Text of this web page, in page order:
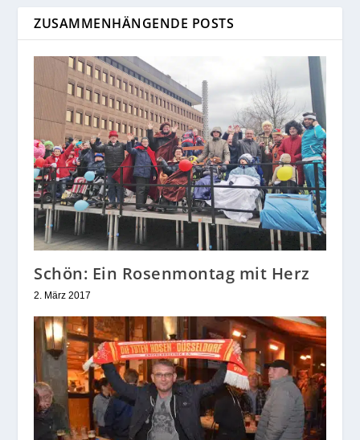
ZUSAMMENHÄNGENDE POSTS
Schön: Ein Rosenmontag mit Herz
2. März 2017